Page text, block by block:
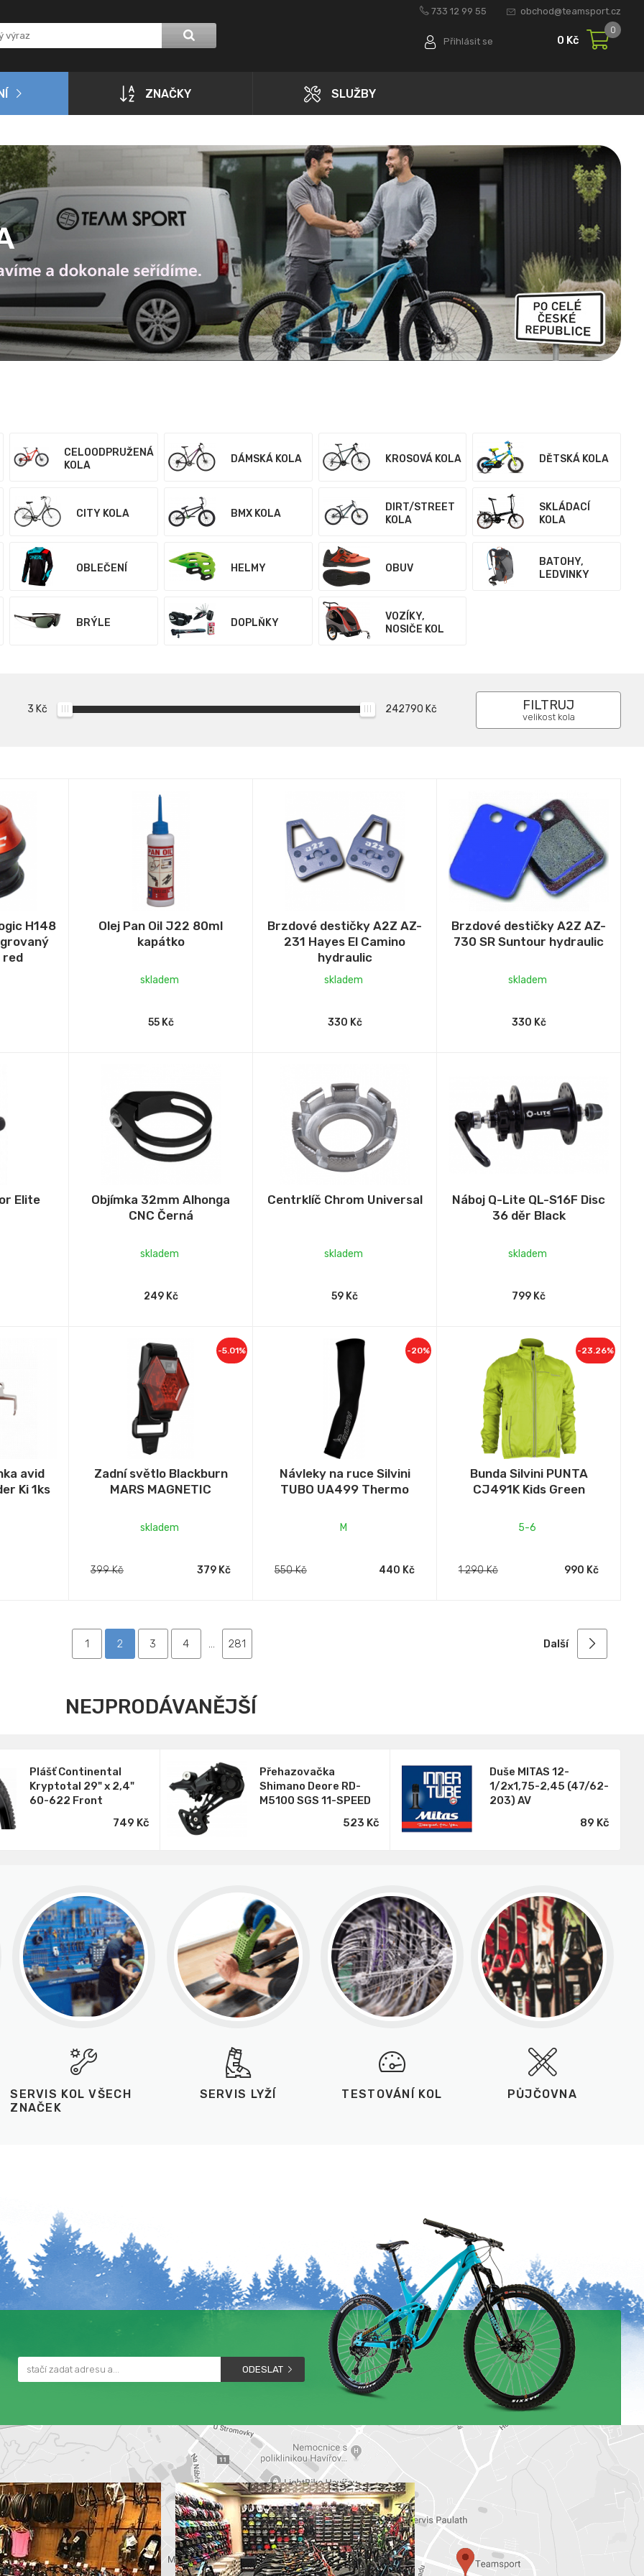
733 12 99 55 obchod@teamsport.cz
Přihlásit se 0 Kč
0
ZNAČKY SLUŽBY
CELOODPRUŽENÁ
KOLA
DÁMSKÁ KOLA KROSOVÁ KOLA DĚTSKÁ KOLA
CITY KOLA BMX KOLA
DIRT/STREET
KOLA
SKLÁDACÍ
KOLA
OBLEČENÍ HELMY OBUV
BATOHY,
LEDVINKY
BRÝLE DOPLŇKY
VOZÍKY,
NOSIČE KOL
3 Kč 242790 Kč FILTRUJ
velikost kola
H148
red
Olej Pan Oil J22 80ml
kapátko
skladem
55 Kč
Brzdové destičky A2Z AZ-
231 Hayes El Camino
hydraulic
skladem
330 Kč
Brzdové destičky A2Z AZ-
730 SR Suntour hydraulic
skladem
330 Kč
Elite
Objímka 32mm Alhonga
CNC Černá
skladem
249 Kč
Centrklíč Chrom Universal
skladem
59 Kč
Náboj Q-Lite QL-S16F Disc
36 děr Black
skladem
799 Kč
avid
Ki 1ks
-5.01%
Zadní světlo Blackburn
MARS MAGNETIC
skladem
399 Kč 379 Kč
-20%
Návleky na ruce Silvini
TUBO UA499 Thermo
M
550 Kč 440 Kč
-23.26%
Bunda Silvini PUNTA
CJ491K Kids Green
5-6
1 290 Kč 990 Kč
1 2 3 4 ... 281 Další
NEJPRODÁVANĚJŠÍ
Plášť Continental
Kryptotal 29" x 2,4"
60-622 Front
749 Kč
Přehazovačka
Shimano Deore RD-
M5100 SGS 11-SPEED
523 Kč
Duše MITAS 12-
1/2x1,75-2,45 (47/62-
203) AV
89 Kč
SERVIS KOL VŠECH
ZNAČEK
SERVIS LYŽÍ TESTOVÁNÍ KOL PŮJČOVNA
ODESLAT